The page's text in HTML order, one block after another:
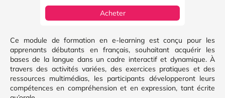
Ce module de formation en e-learning est conçu pour les
apprenants débutants en français, souhaitant acquérir les
bases de la langue dans un cadre interactif et dynamique. À
travers des activités variées, des exercices pratiques et des
ressources multimédias, les participants développeront leurs
compétences en compréhension et en expression, tant écrite
Acheter